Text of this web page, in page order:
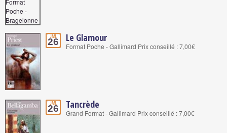
Jan.
26 Le Glamour
Format Poche - Gallimard Prix conseillé : 7,00€
Jan.
26 Tancrède
Grand Format - Gallimard Prix conseillé : 7,00€